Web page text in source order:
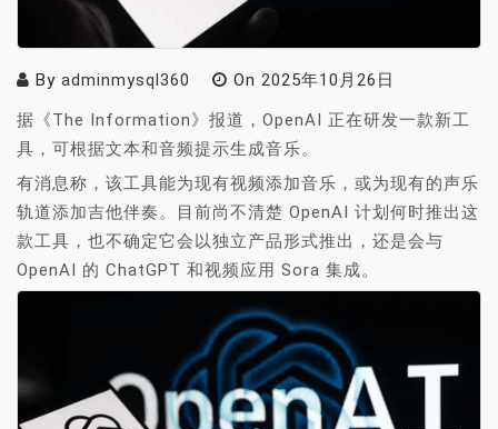
By adminmysql360 On 2025年10月26日
据《The Information》报道，OpenAI 正在研发一款新工
具，可根据文本和音频提示生成音乐。
有消息称，该工具能为现有视频添加音乐，或为现有的声乐
轨道添加吉他伴奏。目前尚不清楚 OpenAI 计划何时推出这
款工具，也不确定它会以独立产品形式推出，还是会与
OpenAI 的 ChatGPT 和视频应用 Sora 集成。